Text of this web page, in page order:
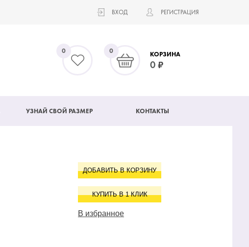
ВХОД РЕГИСТРАЦИЯ
0 0 КОРЗИНА
0
УЗНАЙ СВОЙ РАЗМЕР КОНТАКТЫ
ДОБАВИТЬ В КОРЗИНУ
КУПИТЬ В 1 КЛИК
В избранное